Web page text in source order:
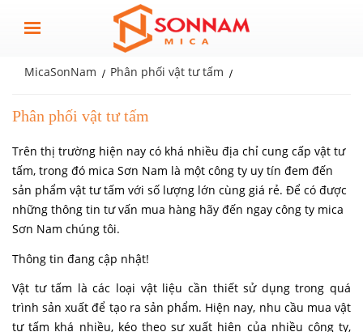
MicaSonNam Phân phối vật tư tấm
Phân phối vật tư tấm
Trên thị trường hiện nay có khá nhiều địa chỉ cung cấp vật tư
tấm, trong đó mica Sơn Nam là một công ty uy tín đem đến
sản phẩm vật tư tấm với số lượng lớn cùng giá rẻ. Để có được
những thông tin tư vấn mua hàng hãy đến ngay công ty mica
Sơn Nam chúng tôi.
Thông tin đang cập nhật!
Vật tư tấm là các loại vật liệu cần thiết sử dụng trong quá
trình sản xuất để tạo ra sản phẩm. Hiện nay, nhu cầu mua vật
tư tấm khá nhiều, kéo theo sự xuất hiện của nhiều công ty,